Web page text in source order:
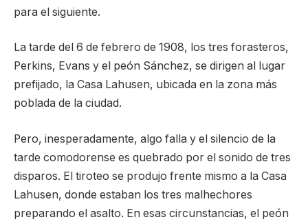
para el siguiente.
La tarde del 6 de febrero de 1908, los tres forasteros,
Perkins, Evans y el peón Sánchez, se dirigen al lugar
prefijado, la Casa Lahusen, ubicada en la zona más
poblada de la ciudad.
Pero, inesperadamente, algo falla y el silencio de la
tarde comodorense es quebrado por el sonido de tres
disparos. El tiroteo se produjo frente mismo a la Casa
Lahusen, donde estaban los tres malhechores
preparando el asalto. En esas circunstancias, el peón